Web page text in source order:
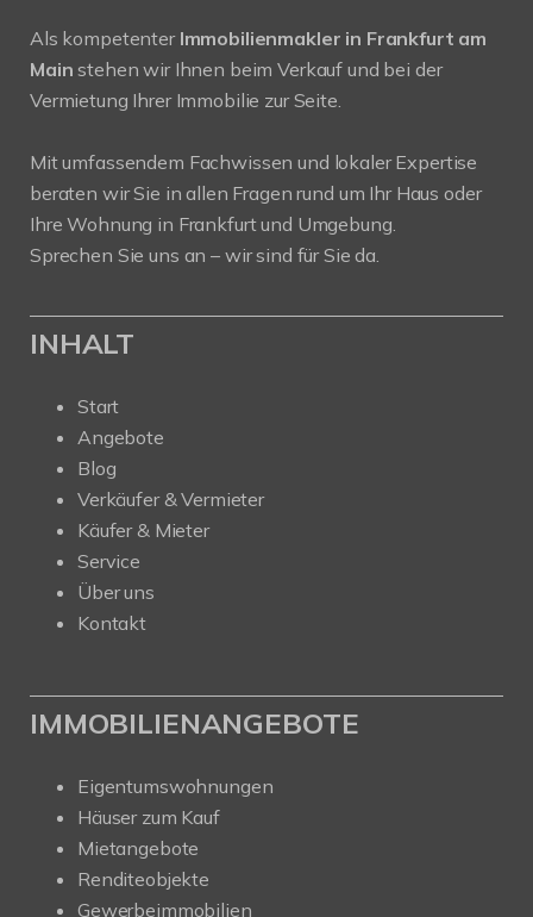
Als kompetenter Immobilienmakler in Frankfurt am
Main stehen wir Ihnen beim Verkauf und bei der
Vermietung Ihrer Immobilie zur Seite.
Mit umfassendem Fachwissen und lokaler Expertise
beraten wir Sie in allen Fragen rund um Ihr Haus oder
Ihre Wohnung in Frankfurt und Umgebung.
Sprechen Sie uns an – wir sind für Sie da.
INHALT
Start
Angebote
Blog
Verkäufer & Vermieter
Käufer & Mieter
Service
Über uns
Kontakt
IMMOBILIENANGEBOTE
Eigentumswohnungen
Häuser zum Kauf
Mietangebote
Renditeobjekte
Gewerbeimmobilien